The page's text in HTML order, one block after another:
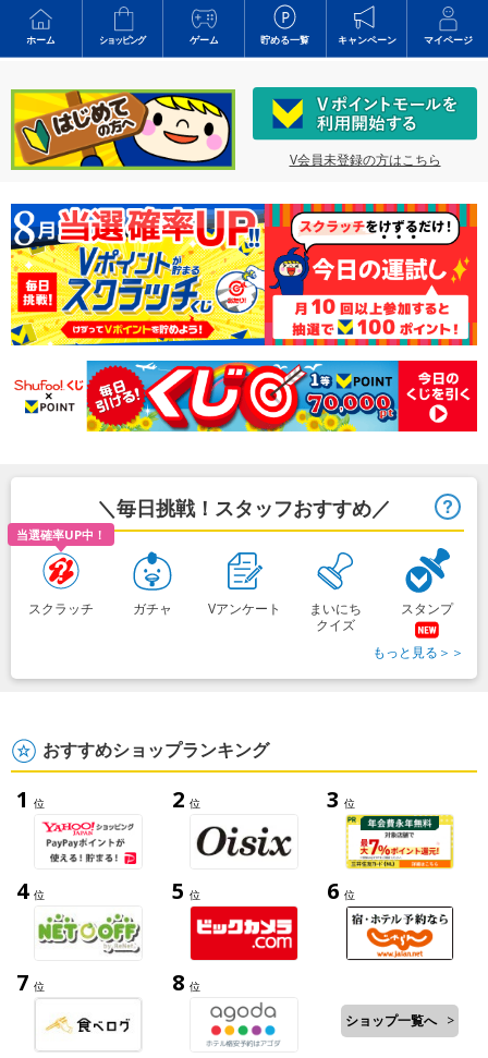
ホーム ショッピング ゲーム 貯める一覧 キャンペーン マイページ
V会員未登録の方はこちら
＼毎日挑戦！スタッフおすすめ／
当選確率UP中！
スクラッチ ガチャ Vアンケート
まいにち
クイズ
スタンプ
もっと見る＞＞
おすすめショップランキング
1 位 2 位 3 位
4 位 5 位 6 位
7 位 8 位
ショップ一覧へ >